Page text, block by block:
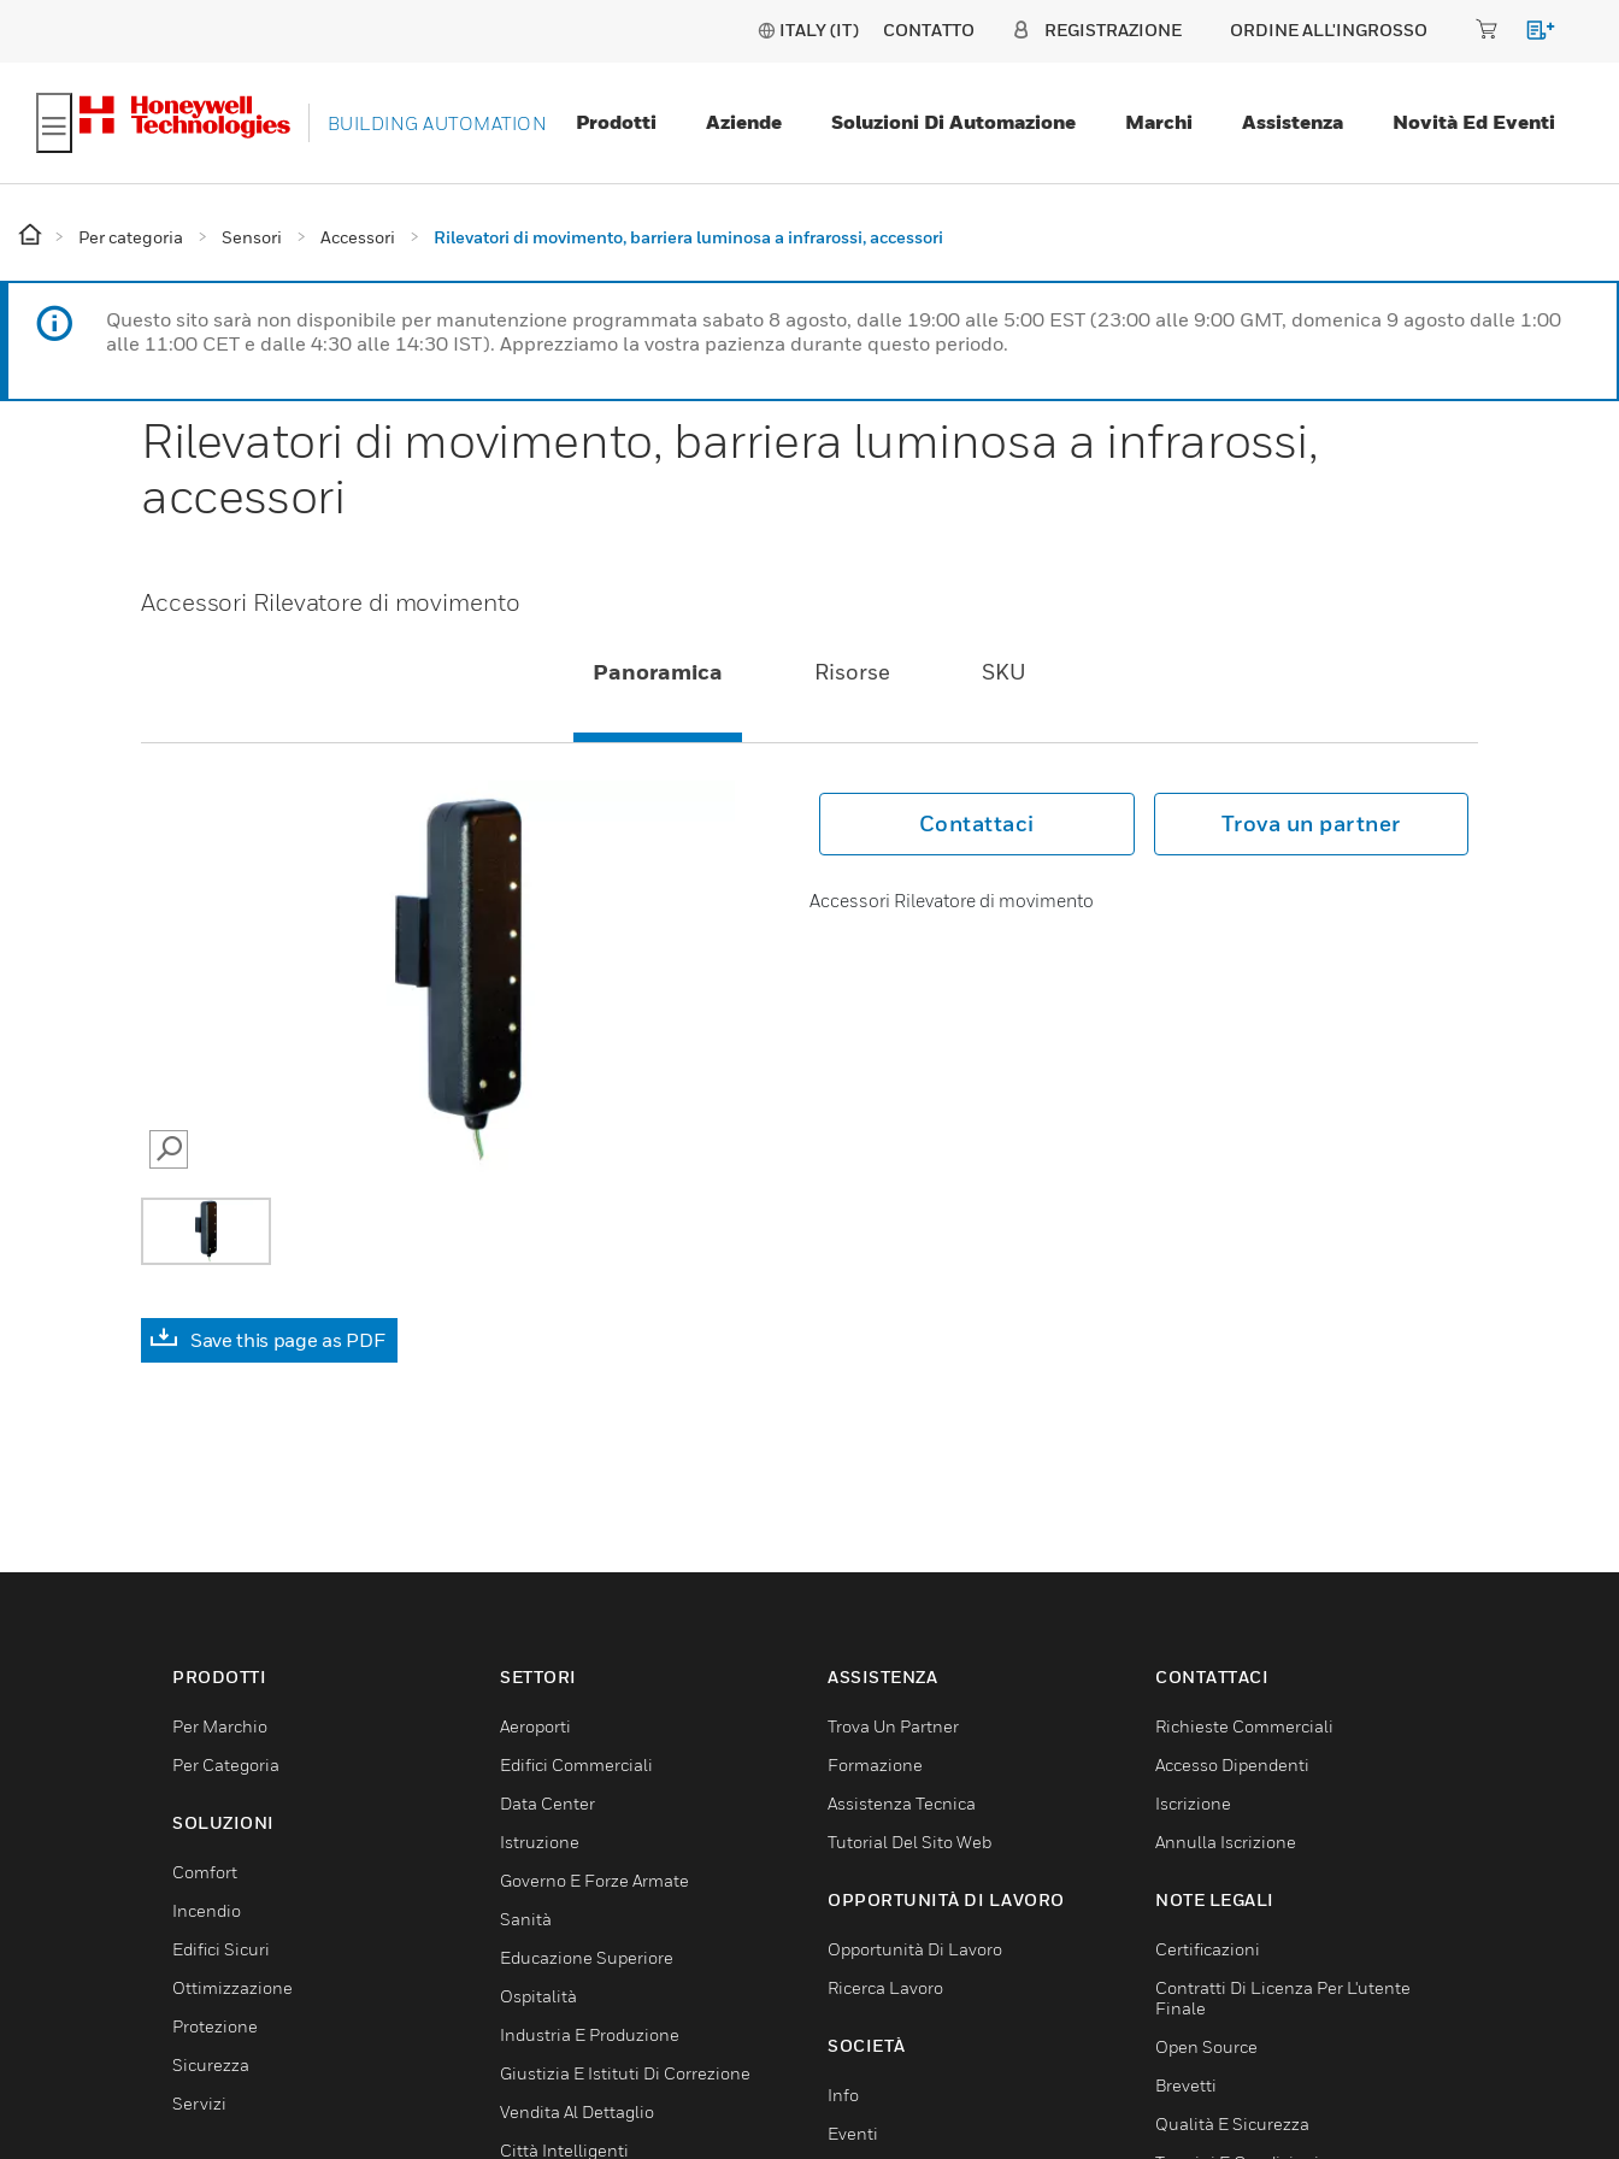
ITALY (IT) CONTATTO REGISTRAZIONE ORDINE ALL'INGROSSO
BUILDING AUTOMATION Prodotti Aziende Soluzioni Di Automazione Marchi Assistenza Novità Ed Eventi
Per categoria Sensori Accessori Rilevatori di movimento, barriera luminosa a infrarossi, accessori
Questo sito sarà non disponibile per manutenzione programmata sabato 8 agosto, dalle 19:00 alle 5:00 EST (23:00 alle 9:00 GMT, domenica 9 agosto dalle 1:00
alle 11:00 CET e dalle 4:30 alle 14:30 IST). Apprezziamo la vostra pazienza durante questo periodo.
Rilevatori di movimento, barriera luminosa a infrarossi,
accessori
Accessori Rilevatore di movimento
Panoramica Risorse SKU
SEARCH
Save this page as PDF
Contattaci Trova un partner
Accessori Rilevatore di movimento
PRODOTTI
Per Marchio
Per Categoria
SOLUZIONI
Comfort
Incendio
Edifici Sicuri
Ottimizzazione
Protezione
Sicurezza
Servizi
SETTORI
Aeroporti
Edifici Commerciali
Data Center
Istruzione
Governo E Forze Armate
Sanità
Educazione Superiore
Ospitalità
Industria E Produzione
Giustizia E Istituti Di Correzione
Vendita Al Dettaglio
Città Intelligenti
ASSISTENZA
Trova Un Partner
Formazione
Assistenza Tecnica
Tutorial Del Sito Web
OPPORTUNITÀ DI LAVORO
Opportunità Di Lavoro
Ricerca Lavoro
SOCIETÀ
Info
Eventi
CONTATTACI
Richieste Commerciali
Accesso Dipendenti
Iscrizione
Annulla Iscrizione
NOTE LEGALI
Certificazioni
Contratti Di Licenza Per L'utente
Finale
Open Source
Brevetti
Qualità E Sicurezza